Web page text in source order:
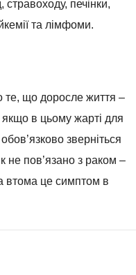
печінки,
та лімфоми.
те, що доросле життя –
якщо в цьому жарті для
зверніться
не пов’язано з раком –
втома це симптом в